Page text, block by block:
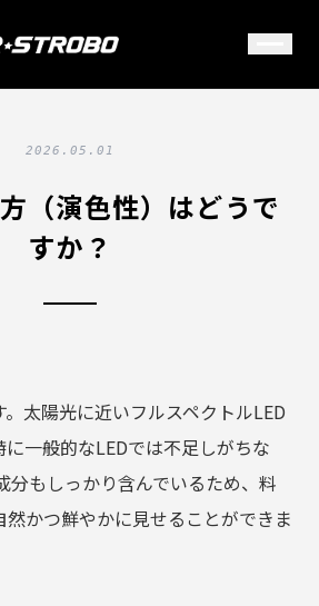
2026.05.01
（演色性）はどうで
すか？
太陽光に近いフルスペクトルLED
一般的なLEDでは不足しがちな
分もしっかり含んでいるため、料
かつ鮮やかに見せることができま